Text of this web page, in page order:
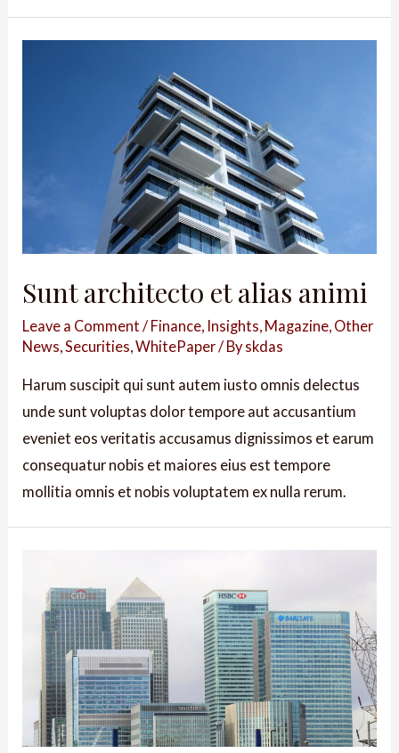
Sunt architecto et alias animi
Leave a Comment / Finance, Insights, Magazine, Other
News,Securities,WhitePaper/ By skdas
Harum suscipit qui sunt autem iusto omnis delectus
unde sunt voluptas dolor tempore aut accusantium
eveniet eos veritatis accusamus dignissimos et earum
consequatur nobis et maiores eius est tempore
mollitia omnis et nobis voluptatem ex nulla rerum.